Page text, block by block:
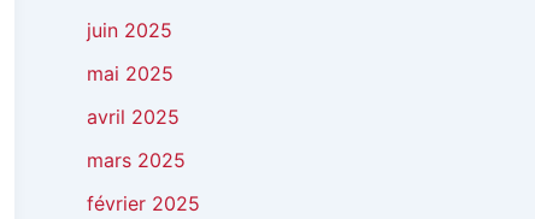
juin 2025
mai 2025
avril 2025
mars 2025
février 2025